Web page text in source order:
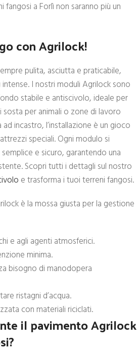
fangosi a Forlì non saranno più un
con Agrilock!
pulita, asciutta e praticabile,
I nostri moduli Agrilock sono
stabile e antiscivolo, ideale per
sosta per animali o zone di lavoro
incastro, l’installazione è un gioco
speciali. Ogni modulo si
e sicuro, garantendo una
Scopri tutti i dettagli sul nostro
e trasforma i tuoi terreni fangosi.
è la mossa giusta per la gestione
e agli agenti atmosferici.
minima.
bisogno di manodopera
ristagni d’acqua.
con materiali riciclati.
il pavimento Agrilock